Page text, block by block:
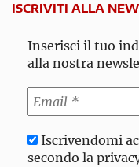
ISCRIVITI ALLA
Inserisci il tuo
alla nostra
Iscrivendomi
secondo la